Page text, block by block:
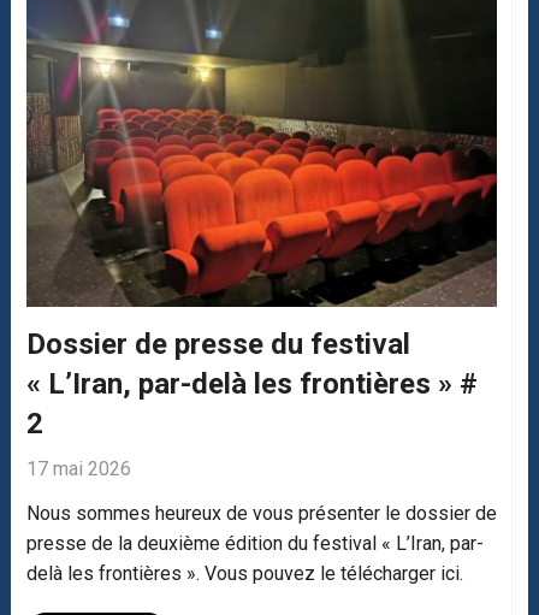
Dossier de presse du festival
« L’Iran, par-delà les frontières » #
2
17 mai 2026
Nous sommes heureux de vous présenter le dossier de
presse de la deuxième édition du festival « L’Iran, par-
delà les frontières ». Vous pouvez le télécharger ici.